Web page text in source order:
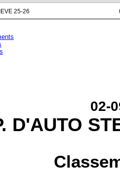
25-26
02-
D'AUTO